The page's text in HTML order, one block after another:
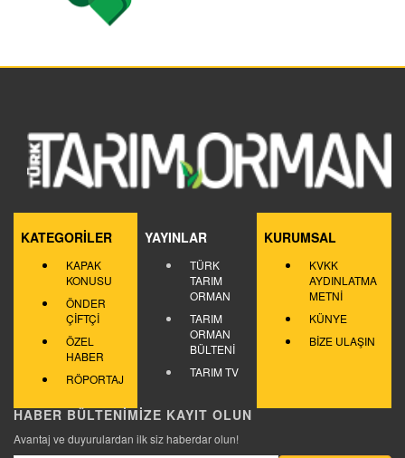
KATEGORİLER
KAPAK
KONUSU
ÖNDER
ÇİFTÇİ
ÖZEL
HABER
RÖPORTAJ
YAYINLAR
TÜRK
TARIM
ORMAN
TARIM
ORMAN
BÜLTENİ
TARIM TV
KURUMSAL
KVKK
AYDINLATMA
METNİ
KÜNYE
BİZE ULAŞIN
HABER BÜLTENİMİZE KAYIT OLUN
Avantaj ve duyurulardan ilk siz haberdar olun!